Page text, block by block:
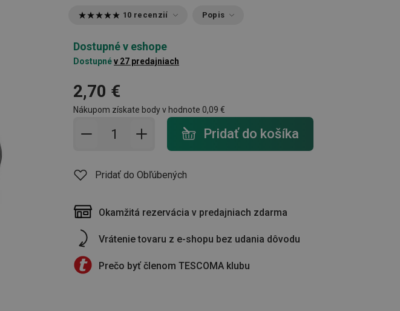
10 recenzií Popis
Dostupné v eshope
Dostupnév 27 predajniach
2,70 €
Nákupom získate body v hodnote 0,09 €
Pridať do košíka - počet
Pridať do košíka
Pridať do Obľúbených
Okamžitá rezervácia v predajniach zdarma
Vrátenie tovaru z e-shopu bez udania dôvodu
Prečo byť členom TESCOMA klubu